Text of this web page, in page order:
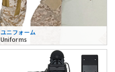
ユニフォーム
Uniforms